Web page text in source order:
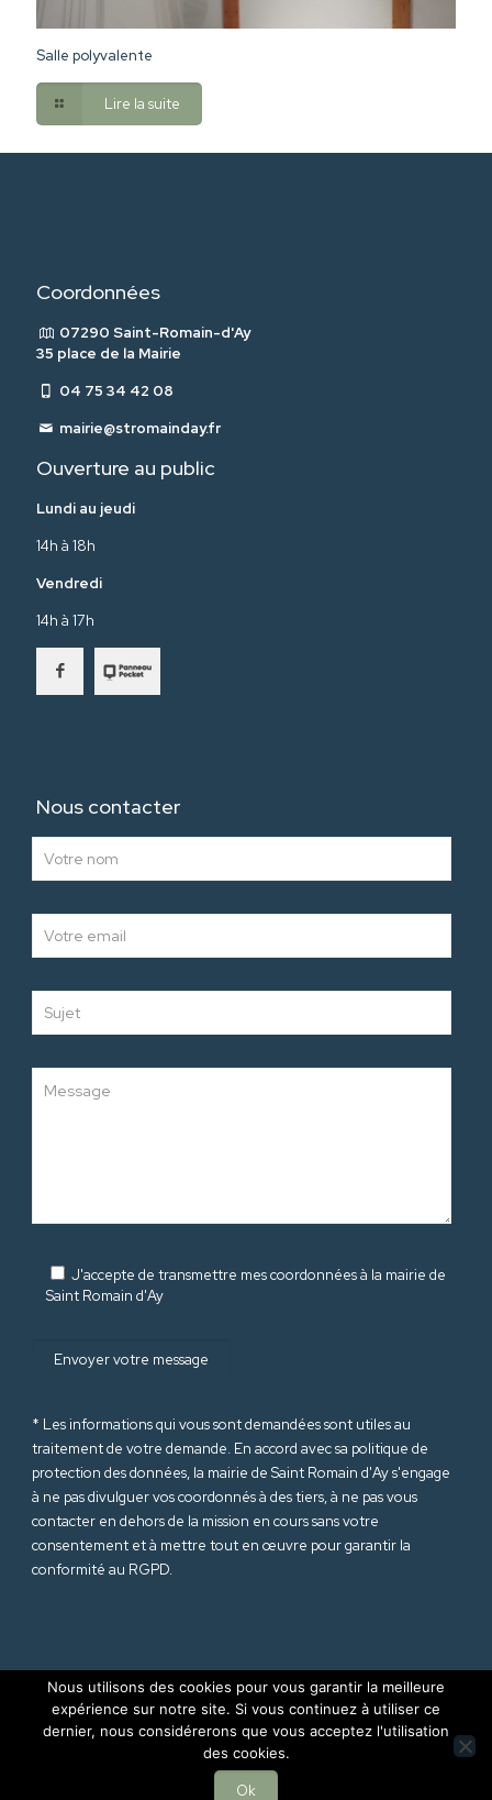
Salle polyvalente
Lire la suite
Coordonnées
07290 Saint-Romain-d'Ay
35 place de la Mairie
04 75 34 42 08
mairie@stromainday.fr
Ouverture au public
Lundi au jeudi
14h à 18h
Vendredi
14h à 17h
Nous contacter
J'accepte de transmettre mes coordonnées à la mairie de
Saint Romain d'Ay
* Les informations qui vous sont demandées sont utiles au
traitement de votre demande. En accord avec sa politique de
protection des données, la mairie de Saint Romain d'Ay s'engage
à ne pas divulguer vos coordonnés à des tiers, à ne pas vous
contacter en dehors de la mission en cours sans votre
consentement et à mettre tout en œuvre pour garantir la
conformité au RGPD.
© 2025 Mairie de Saint Romain d'Ay (Ardèche-07). Tous droits
Mentions Légales
Site internet réalisé par
Nous utilisons des cookies pour vous garantir la meilleure
expérience sur notre site. Si vous continuez à utiliser ce
dernier, nous considérerons que vous acceptez l'utilisation
des cookies.
Ok